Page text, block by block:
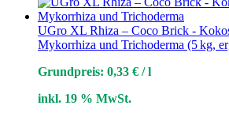
UGro XL Rhiza – Coco Brick -
Mykorrhiza und Trichoderma (5 kg,
Grundpreis: 0,33 € /l
inkl. 19 % MwSt.